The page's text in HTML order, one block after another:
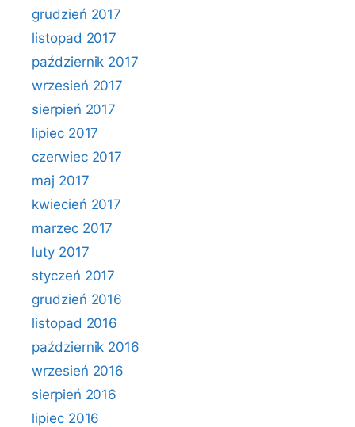
grudzień 2017
listopad 2017
październik 2017
wrzesień 2017
sierpień 2017
lipiec 2017
czerwiec 2017
maj 2017
kwiecień 2017
marzec 2017
luty 2017
styczeń 2017
grudzień 2016
listopad 2016
październik 2016
wrzesień 2016
sierpień 2016
lipiec 2016